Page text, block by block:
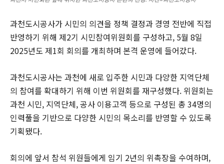
과천도시공사가 시민의 의견을 정책 결정과 경영 전반에 직접
반영하기 위해 제2기 시민참여위원회를 구성하고, 5월 8일
2025년도 제1회 회의를 개최하며 본격 운영에 들어갔다.
과천도시공사는 과천에 새로 입주한 시민과 다양한 지역단체
의 참여를 확대하기 위해 이번 위원회를 재구성했다. 위원회는
과천 시민, 지역단체, 공사 이용고객 등으로 구성된 총 34명의
인력풀을 기반으로 다양한 시민의 목소리를 반영할 수 있도록
기획됐다.
회의에 앞서 참석 위원들에게 임기 2년의 위촉장을 수여하며,